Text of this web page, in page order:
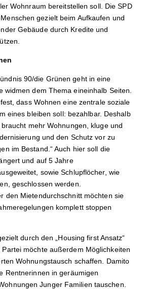
Wohnraum bereitstellen soll. Die SPD
gezielt beim Aufkaufen und
Gebäude durch Kredite und
90/die Grünen geht in eine
widmen dem Thema eineinhalb Seiten.
dass Wohnen eine zentrale soziale
eines bleiben soll: bezahlbar. Deshalb
mehr Wohnungen, kluge und
und den Schutz vor zu
im Bestand.“ Auch hier soll die
und auf 5 Jahre
sowie Schlupflöcher, wie
geschlossen werden.
den Mietendurchschnitt möchten sie
komplett stoppen
durch den „Housing first Ansatz“
möchte außerdem Möglichkeiten
Wohnungstausch schaffen. Damito
Rentnerinnen in geräumigen
Junger Familien tauschen.